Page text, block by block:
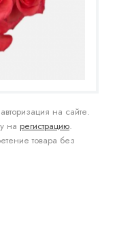
на сайте.
на регистрацию.
товара без